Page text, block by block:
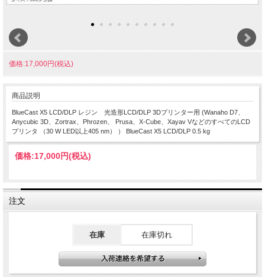
価格:17,000円(税込)
商品説明
BlueCast X5 LCD/DLP レジン 光造形LCD/DLP 3Dプリンター用 (Wanaho D7、
Anycubic 3D、Zortrax、Phrozen、 Prusa、X-Cube、Xayav VなどのすべてのLCD
プリンタ （30 W LED以上405 nm） ） BlueCast X5 LCD/DLP 0.5 kg
価格:17,000円(税込)
注文
在庫 在庫切れ